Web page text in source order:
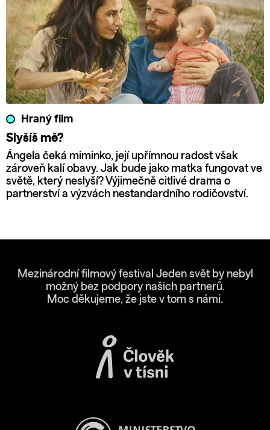
Hraný film
Slyšíš mě?
Ángela čeká miminko, její upřímnou radost však
zároveň kalí obavy. Jak bude jako matka fungovat ve
světě, který neslyší? Výjimečně citlivé drama o
partnerství a výzvách nestandardního rodičovství.
Mezinárodní filmový festival Jeden svět by nebyl
možný bez podpory našich partnerů.
Moc děkujeme, že jste v tom s námi.